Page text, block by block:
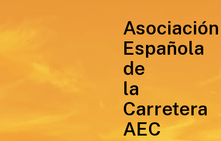
Asociación
Española
de
la
Carretera
AEC